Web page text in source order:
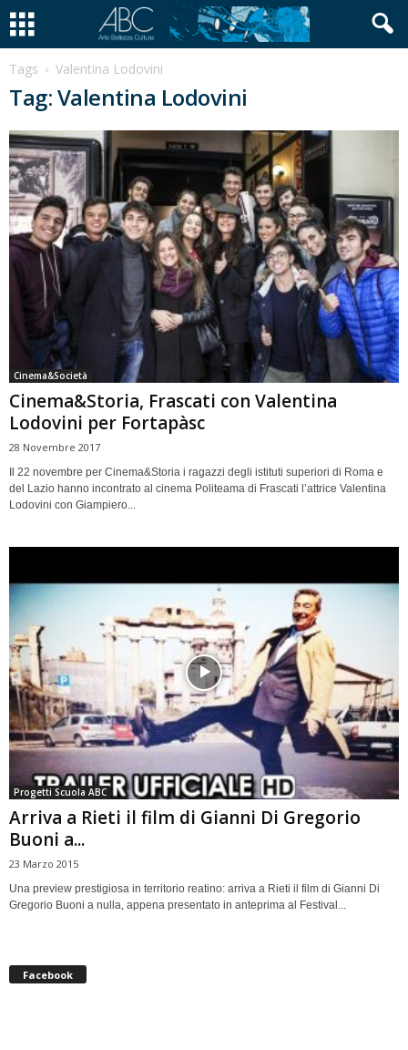
Tags Valentina Lodovini
Tag: Valentina Lodovini
Cinema&Società
Cinema&Storia, Frascati con Valentina
Lodovini per Fortapàsc
28 Novembre 2017
Il 22 novembre per Cinema&Storia i ragazzi degli istituti superiori di Roma e
del Lazio hanno incontrato al cinema Politeama di Frascati l’attrice Valentina
Lodovini con Giampiero...
Progetti Scuola ABC
Arriva a Rieti il film di Gianni Di Gregorio
Buoni a...
23 Marzo 2015
Una preview prestigiosa in territorio reatino: arriva a Rieti il film di Gianni Di
Gregorio Buoni a nulla, appena presentato in anteprima al Festival...
Facebook